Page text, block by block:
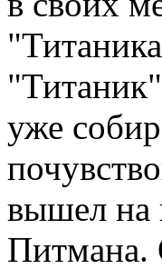
уже
вышел на
Питмана.